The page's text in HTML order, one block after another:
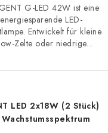
G-LED 42W ist eine
energiesparende LED-
Entwickelt für kleine
Zelte oder niedrige...
LED 2x18W (2 Stück)